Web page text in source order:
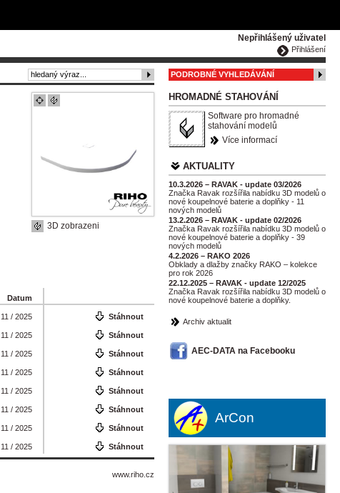
Nepřihlášený uživatel
Přihlášení
3D zobrazeni
Datum
/ 2025 Stáhnout
/ 2025 Stáhnout
/ 2025 Stáhnout
/ 2025 Stáhnout
/ 2025 Stáhnout
/ 2025 Stáhnout
/ 2025 Stáhnout
/ 2025 Stáhnout
www.riho.cz
PODROBNÉ VYHLEDÁVÁNÍ
HROMADNÉ STAHOVÁNÍ
Software pro hromadné
stahování modelů
Více informací
AKTUALITY
10.3.2026 – RAVAK - update 03/2026
Značka Ravak rozšířila nabídku 3D modelů o
nové koupelnové baterie a doplňky - 11
nových modelů
13.2.2026 – RAVAK - update 02/2026
Značka Ravak rozšířila nabídku 3D modelů o
nové koupelnové baterie a doplňky - 39
nových modelů
4.2.2026 – RAKO 2026
Obklady a dlažby značky RAKO – kolekce
pro rok 2026
22.12.2025 – RAVAK - update 12/2025
Značka Ravak rozšířila nabídku 3D modelů o
nové koupelnové baterie a doplňky.
Archiv aktualit
AEC-DATA na Facebooku
ArCon